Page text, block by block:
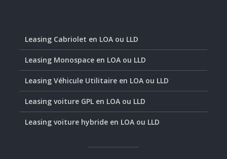
Leasing Cabriolet en LOA ou LLD
Leasing Monospace en LOA ou LLD
Leasing Véhicule Utilitaire en LOA ou LLD
Leasing voiture GPL en LOA ou LLD
Leasing voiture hybride en LOA ou LLD